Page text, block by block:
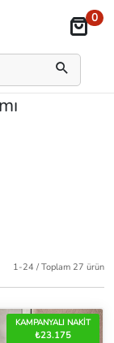
0
1-24 / Toplam 27 ürün
KAMPANYALI NAKİT
₺23.175